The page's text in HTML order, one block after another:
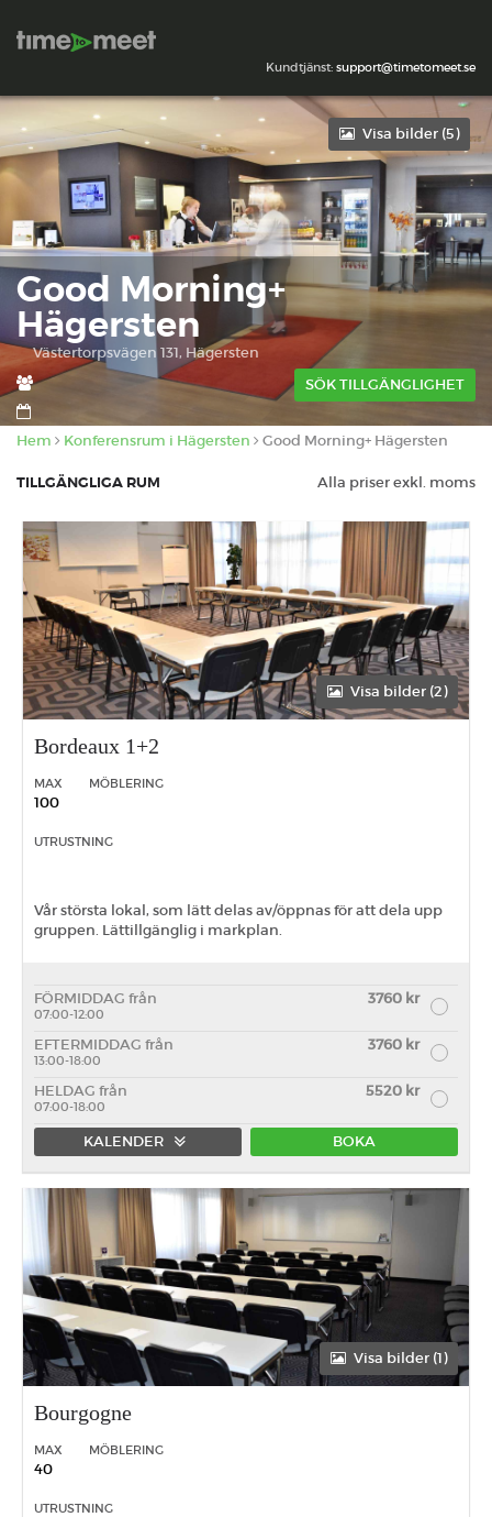
Kundtjänst: support@timetomeet.se
Visa bilder (5)
Good Morning+
Hägersten
Västertorpsvägen 131, Hägersten
SÖK TILLGÄNGLIGHET
Hem Konferensrum i Hägersten Good Morning+ Hägersten
Alla priser exkl. moms
TILLGÄNGLIGA RUM
Visa bilder (2)
Bordeaux 1+2
MAX
100
MÖBLERING
UTRUSTNING
Vår största lokal, som lätt delas av/öppnas för att dela upp
gruppen. Lättillgänglig i markplan.
FÖRMIDDAG från 3760 kr
07:00-12:00
EFTERMIDDAG från 3760 kr
13:00-18:00
HELDAG från 5520 kr
07:00-18:00
KALENDER BOKA
Förmiddag Eftermiddag Heldag
Visa bilder (1)
Bourgogne
MAX
40
MÖBLERING
UTRUSTNING